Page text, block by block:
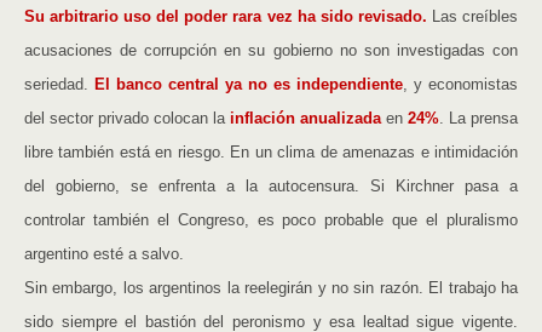
Su arbitrario uso del poder rara vez ha sido revisado. Las creíbles
acusaciones de corrupción en su gobierno no son investigadas con
seriedad. El banco central ya no es independiente, y economistas
del sector privado colocan la inflación anualizadaen 24%. La prensa
libre también está en riesgo. En un clima de amenazas e intimidación
del gobierno, se enfrenta a la autocensura. Si Kirchner pasa a
controlar también el Congreso, es poco probable que el pluralismo
argentino esté a salvo.
Sin embargo, los argentinos la reelegirán y no sin razón. El trabajo ha
sido siempre el bastión del peronismo y esa lealtad sigue vigente.